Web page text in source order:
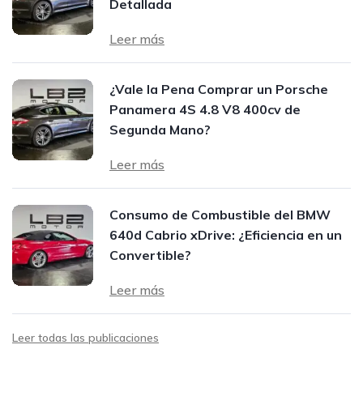
Detallada
Leer más
¿Vale la Pena Comprar un Porsche
Panamera 4S 4.8 V8 400cv de
Segunda Mano?
Leer más
Consumo de Combustible del BMW
640d Cabrio xDrive: ¿Eficiencia en un
Convertible?
Leer más
Leer todas las publicaciones